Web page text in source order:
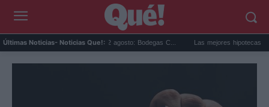
Últimas Noticias- Noticias Que!:
en Cariñena del 12 agosto: Bodegas C... Las mejores hipotecas de agosto: el